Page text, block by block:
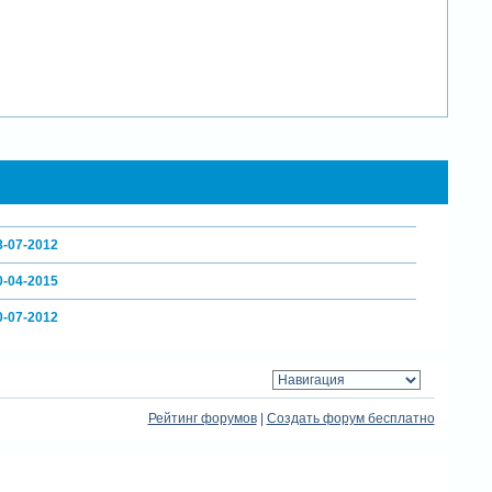
07-2012
04-2015
07-2012
Рейтинг форумов| Создать форум бесплатно